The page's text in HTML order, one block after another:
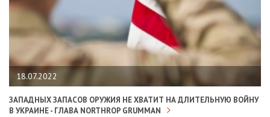
18.07.2022
ЗАПАДНЫХ ЗАПАСОВ ОРУЖИЯ НЕ ХВАТИТ НА ДЛИТЕЛЬНУЮ ВОЙНУ
В УКРАИНЕ - ГЛАВА NORTHROP GRUMMAN